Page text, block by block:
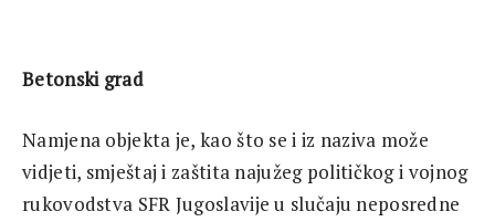
Betonski grad
Namjena objekta je, kao što se i iz naziva može
vidjeti, smještaj i zaštita najužeg političkog i vojnog
rukovodstva SFR Jugoslavije u slučaju neposredne